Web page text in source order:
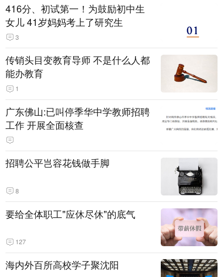
416分、初试第一！为鼓励初中生
女儿 41岁妈妈考上了研究生
3
传销头目变教育导师 不是什么人都
能办教育
1
广东佛山:已叫停季华中学教师招聘
工作 开展全面核查
招聘公平岂容花钱做手脚
8
要给全体职工"应休尽休"的底气
127
海内外百所高校学子聚沈阳